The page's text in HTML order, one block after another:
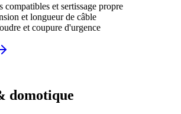
et sertissage propre
et longueur de câble
et coupure d'urgence
domotique